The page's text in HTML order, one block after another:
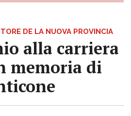
DE LA NUOVA PROVINCIA
alla carriera
memoria di